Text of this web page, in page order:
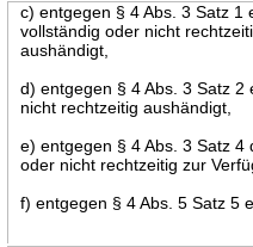
c) entgegen § 4 Abs. 3 Satz 1
vollständig oder nicht
aushändigt,
d) entgegen § 4 Abs. 3 Satz
nicht rechtzeitig aushändigt,
e) entgegen § 4 Abs. 3 Satz
oder nicht rechtzeitig zur
f) entgegen § 4 Abs. 5 Satz 5